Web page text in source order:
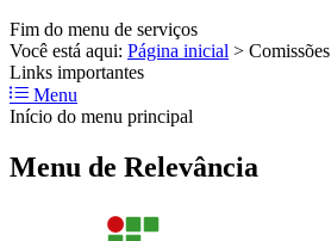
Fim do menu de serviços
Você está aqui: Página inicial > Comissões
Links importantes
Menu
Início do menu principal
Menu de Relevância